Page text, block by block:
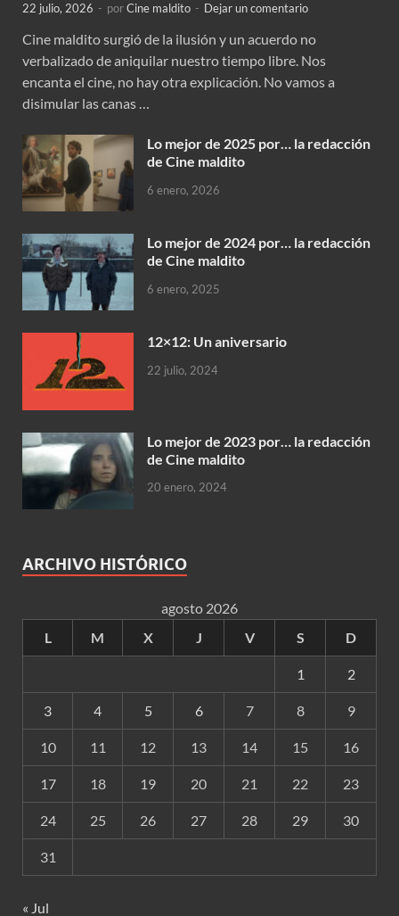
22 julio, 2026 - porCine maldito - Dejar un comentario
Cine maldito surgió de la ilusión y un acuerdo no
verbalizado de aniquilar nuestro tiempo libre. Nos
encanta el cine, no hay otra explicación. No vamos a
disimular las canas …
Lo mejor de 2025 por… la redacción
de Cine maldito
6 enero, 2026
Lo mejor de 2024 por… la redacción
de Cine maldito
6 enero, 2025
12×12: Un aniversario
22 julio, 2024
Lo mejor de 2023 por… la redacción
de Cine maldito
20 enero, 2024
ARCHIVO HISTÓRICO
agosto 2026
L
M X J V S D
1 2
3 4 5 6 7 8 9
10 11 12 13 14 15 16
17 18 19 20 21 22 23
24 25 26 27 28 29 30
31
« Jul